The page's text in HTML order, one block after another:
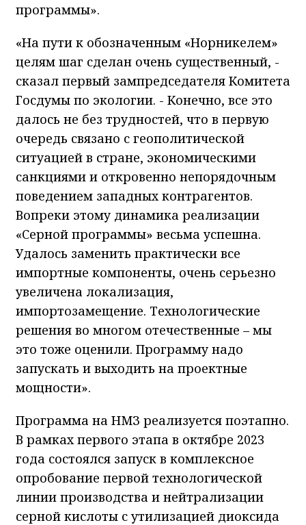
программы».
«На пути к обозначенным «Норникелем»
целям шаг сделан очень существенный, -
сказал первый зампредседателя Комитета
Госдумы по экологии. - Конечно, все это
далось не без трудностей, что в первую
очередь связано с геополитической
ситуацией в стране, экономическими
санкциями и откровенно непорядочным
поведением западных контрагентов.
Вопреки этому динамика реализации
«Серной программы» весьма успешна.
Удалось заменить практически все
импортные компоненты, очень серьезно
увеличена локализация,
импортозамещение. Технологические
решения во многом отечественные – мы
это тоже оценили. Программу надо
запускать и выходить на проектные
мощности».
Программа на НМЗ реализуется поэтапно.
В рамках первого этапа в октябре 2023
года состоялся запуск в комплексное
опробование первой технологической
линии производства и нейтрализации
серной кислоты с утилизацией диоксида